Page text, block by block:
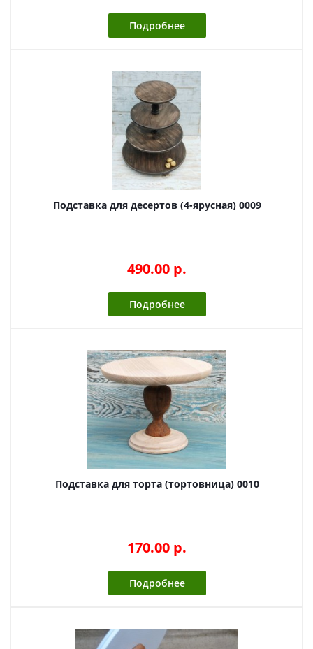
Подробнее
Подставка для десертов (4-ярусная) 0009
490.00 p.
Подробнее
Подставка для торта (тортовница) 0010
170.00 p.
Подробнее